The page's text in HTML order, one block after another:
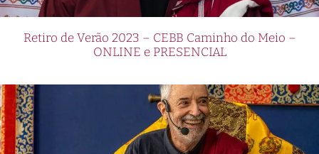
Retiro de Verão 2023 – CEBB Caminho do Meio –
ONLINE e PRESENCIAL